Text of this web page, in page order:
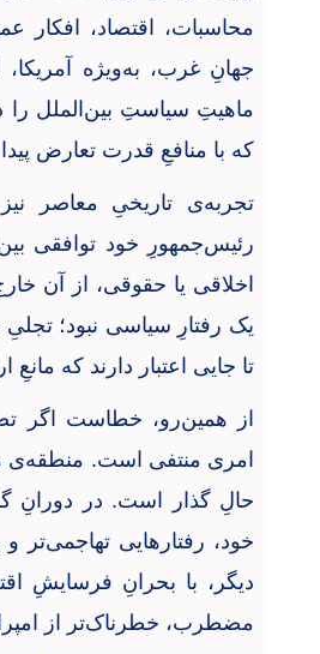
محاسبات، اقتصاد، افکار
جهانِ غرب، به‌ویژه
ماهیتِ سیاستِ بین‌الملل را
که با منافعِ قدرت تعارض پیدا
تجربه‌ی تاریخیِ معاصر
رئیس‌جمهورِ خود توافقی
اخلاقی یا حقوقی، از آن
یک رفتارِ سیاسی نبود؛
تا جایی اعتبار دارند که
از همین‌رو، خطاست اگر
امری منتفی است. منطقه‌ی
حالِ گذار است. در دورانِ
خود، رفتارهایی تهاجمی‌تر
دیگر، با بحرانِ فرسایشِ
مضطرب، خطرناک‌تر از